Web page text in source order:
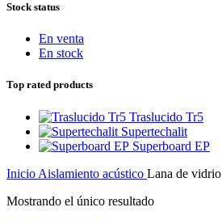
Stock status
En venta
En stock
Top rated products
Traslucido Tr5
Supertechalit
Superboard EP
Inicio Aislamiento acústico Lana de vidrio
Mostrando el único resultado